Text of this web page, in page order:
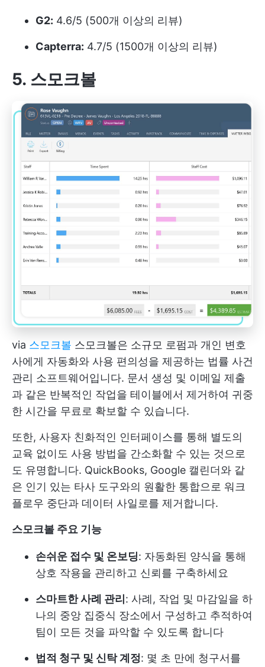
G2: 4.6/5 (500개 이상의 리뷰)
Capterra: 4.7/5 (1500개 이상의 리뷰)
5. 스모크볼
via 스모크볼 스모크볼은 소규모 로펌과 개인 변호
사에게 자동화와 사용 편의성을 제공하는 법률 사건
관리 소프트웨어입니다. 문서 생성 및 이메일 제출
과 같은 반복적인 작업을 테이블에서 제거하여 귀중
한 시간을 무료로 확보할 수 있습니다.
또한, 사용자 친화적인 인터페이스를 통해 별도의
교육 없이도 사용 방법을 간소화할 수 있는 것으로
도 유명합니다. QuickBooks, Google 캘린더와 같
은 인기 있는 타사 도구와의 원활한 통합으로 워크
플로우 중단과 데이터 사일로를 제거합니다.
스모크볼 주요 기능
손쉬운 접수 및 온보딩: 자동화된 양식을 통해
상호 작용을 관리하고 신뢰를 구축하세요
스마트한 사례 관리 : 사례, 작업 및 마감일을 하
나의 중앙 집중식 장소에서 구성하고 추적하여
팀이 모든 것을 파악할 수 있도록 합니다
법적 청구 및 신탁 계정: 몇 초 만에 청구서를